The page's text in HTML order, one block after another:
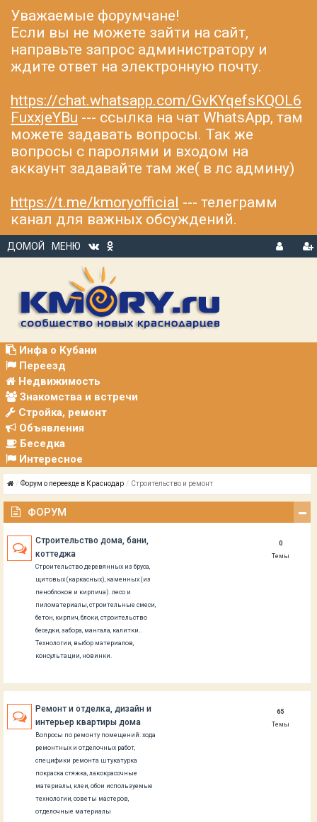
Уважаемые форумчане!
Если вы не можете зайти на сайт,
направьте запрос администратору и
ждите ответ на электронную почту.
https://chat.whatsapp.com/GvKYqefsKQOL6
FuxxjeYBu --- ссылка на чат WhatsApp, там
можете задавать вопросы. Так же
вопросы с паролями и входом на
аккаунт задавайте там же( в лс админу)
https://t.me/kmoryofficial --- телеграмм
канал для важных обсуждений.
ДОМОЙ
МЕНЮ
В
Р
Инфа о Кубани
Переезд
Недвижимость
Знакомства и встречи
Стройка, ремонт
Объявления
Беседка
Интересное
Форум о переезде в Краснодар Строительство и ремонт
ФОРУМ
Строительство дома, бани,
коттеджа
Строительство деревянных из бруса,
щитовых (каркасных), каменных (из
пеноблоков и кирпича). лесо и
пиломатериалы, строительные смеси,
бетон, кирпич, блоки, строительство
беседки, забора, мангала, калитки..
Технологии, выбор материалов,
консультации, новинки.
0
Темы
Ремонт и отделка, дизайн и
интерьер квартиры дома
Вопросы по ремонту помещений: хода
ремонтных и отделочных работ,
специфики ремонта штукатурка
покраска стяжка, лакокрасочные
материалы, клеи, обои используемые
технологии, советы мастеров,
отделочные материалы
65
Темы